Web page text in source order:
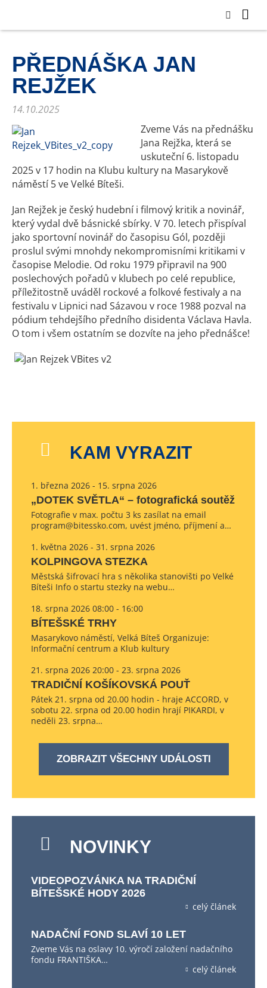
PŘEDNÁŠKA JAN
REJŽEK
14.10.2025
Zveme Vás na přednášku
Jana Rejžka, která se
uskuteční 6. listopadu
2025 v 17 hodin na Klubu kultury na Masarykově
náměstí 5 ve Velké Bíteši.
Jan Rejžek je český hudební i filmový kritik a novinář,
který vydal dvě básnické sbírky. V 70. letech přispíval
jako sportovní novinář do časopisu Gól, později
proslul svými mnohdy nekompromisními kritikami v
časopise Melodie. Od roku 1979 připravil na 900
poslechových pořadů v klubech po celé republice,
příležitostně uváděl rockové a folkové festivaly a na
festivalu v Lipnici nad Sázavou v roce 1988 pozval na
pódium tehdejšího předního disidenta Václava Havla.
O tom i všem ostatním se dozvíte na jeho přednášce!
KAM VYRAZIT
1. března 2026 - 15. srpna 2026
„DOTEK SVĚTLA“ – fotografická soutěž
Fotografie v max. počtu 3 ks zasílat na email
program@bitessko.com, uvést jméno, příjmení a…
1. května 2026 - 31. srpna 2026
KOLPINGOVA STEZKA
Městská šifrovací hra s několika stanovišti po Velké
Bíteši Info o startu stezky na webu…
18. srpna 2026 08:00 - 16:00
BÍTEŠSKÉ TRHY
Masarykovo náměstí, Velká Bíteš Organizuje:
Informační centrum a Klub kultury
21. srpna 2026 20:00 - 23. srpna 2026
TRADIČNÍ KOŠÍKOVSKÁ POUŤ
Pátek 21. srpna od 20.00 hodin - hraje ACCORD, v
sobotu 22. srpna od 20.00 hodin hrají PIKARDI, v
neděli 23. srpna…
ZOBRAZIT VŠECHNY UDÁLOSTI
NOVINKY
VIDEOPOZVÁNKA NA TRADIČNÍ
BÍTEŠSKÉ HODY 2026
celý článek
NADAČNÍ FOND SLAVÍ 10 LET
Zveme Vás na oslavy 10. výročí založení nadačního
fondu FRANTIŠKA…
celý článek